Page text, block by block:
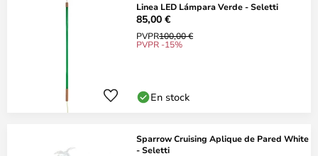
Linea LED Lámpara Verde - Seletti
85,00 €
PVPR100,00 €
PVPR -15%
En stock
Sparrow Cruising Aplique de Pared White
- Seletti